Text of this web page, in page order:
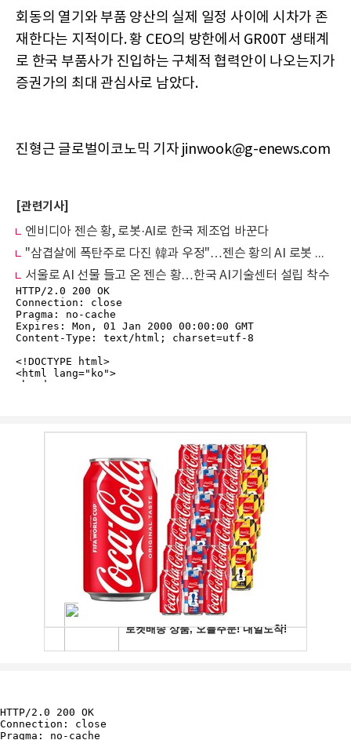
회동의 열기와 부품 양산의 실제 일정 사이에 시차가 존
재한다는 지적이다. 황 CEO의 방한에서 GR00T 생태계
로 한국 부품사가 진입하는 구체적 협력안이 나오는지가
증권가의 최대 관심사로 남았다.
진형근 글로벌이코노믹 기자 jinwook@g-enews.com
[관련기사]
엔비디아 젠슨 황, 로봇·AI로 한국 제조업 바꾼다
"삼겹살에 폭탄주로 다진 韓과 우정"…젠슨 황의 AI 로봇 동맹 본격화 (종합)
서울로 AI 선물 들고 온 젠슨 황…한국 AI기술센터 설립 착수